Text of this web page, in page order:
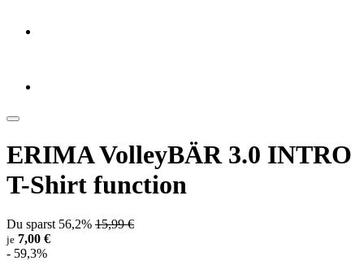
ERIMA VolleyBÄR 3.0 INTRO
T-Shirt function
Du sparst 56,2% 15,99 €
je 7,00 €
- 59,3%